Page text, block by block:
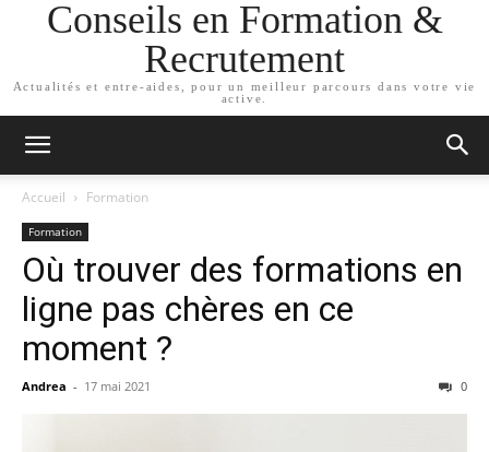
Conseils en Formation &
Recrutement
Actualités et entre-aides, pour un meilleur parcours dans votre vie
active.
Accueil Formation
Formation
Où trouver des formations en
ligne pas chères en ce
moment ?
Andrea - 17 mai 2021 0